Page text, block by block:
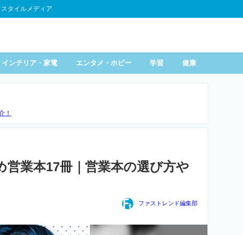
タイルメディア
インテリア・家電 エンタメ・ホビー 学習 健康
！
営業本17冊｜営業本の選び方や
ファストレンド編集部